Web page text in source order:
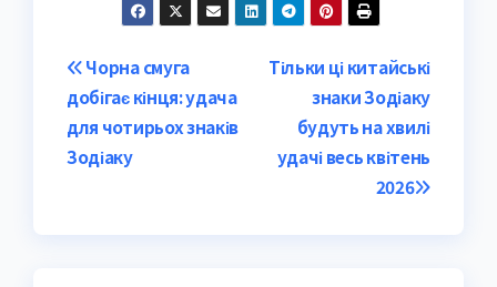
Post
navigation
Тільки ці китайські
знаки Зодіаку
будуть на хвилі
удачі весь квітень
2026
Чорна смуга
добігає кінця: удача
для чотирьох знаків
Зодіаку